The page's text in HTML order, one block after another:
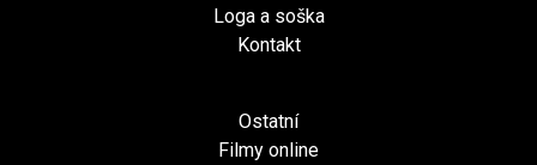
Loga a soška
Kontakt
Ostatní
Filmy online